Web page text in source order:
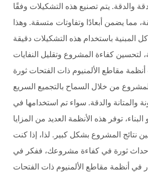
والدقة. يتم تصنيع هذه التشكيلات وفقًا
مما يضمن أبعادًا وتفاوتات متسقة. وهذا
المبنية باستخدام هذه التشكيلات دقيقة
مقاطع الألمنيوم ذات الفتحات ثورة
من خلال السماح بالتجميع السريع
والمتانة والدقة. سواء تم استخدامها في
البناء، توفر هذه الأنظمة العديد من المزايا
نتائج المشروع بشكل كبير. لذا، إذا كنت
ثورة في كفاءة مشروعك، ففكر في